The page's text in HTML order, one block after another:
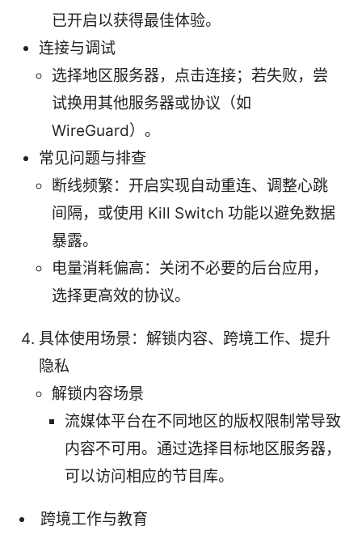
已开启以获得最佳体验。
连接与调试
选择地区服务器，点击连接；若失败，尝
试换用其他服务器或协议（如
WireGuard）。
常见问题与排查
断线频繁：开启实现自动重连、调整心跳
间隔，或使用 Kill Switch 功能以避免数据
暴露。
电量消耗偏高：关闭不必要的后台应用，
选择更高效的协议。
具体使用场景：解锁内容、跨境工作、提升
隐私
解锁内容场景
流媒体平台在不同地区的版权限制常导致
内容不可用。通过选择目标地区服务器，
可以访问相应的节目库。
跨境工作与教育